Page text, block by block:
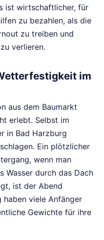
ist wirtschaftlicher, für
zu bezahlen, als die
zu treiben und
verlieren.
im
aus dem Baumarkt
erlebt. Selbst im
in Bad Harzburg
Ein plötzlicher
wenn man
Wasser durch das Dach
ist der Abend
haben viele Anfänger
Gewichte für ihre